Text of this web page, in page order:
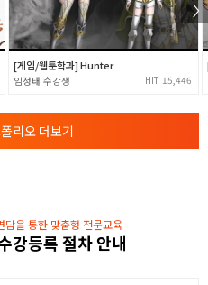
실습
피드백
능 소개
하는 방법 설명
[게임/웹툰학과] Hunter
임정태 15,446
리오 더보기
담을 통한 맞춤형 전문교육
강등록 절차 안내